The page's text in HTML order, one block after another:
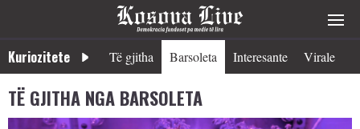
Kuriozitete Të gjitha Barsoleta Interesante Virale
TË GJITHA NGA BARSOLETA